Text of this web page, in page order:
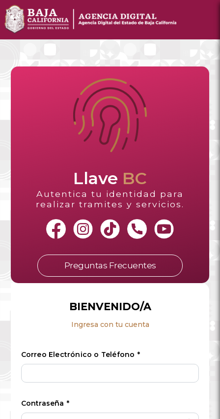
Llave BC
Autentica tu identidad para
realizar tramites y servicios.
Preguntas Frecuentes
BIENVENIDO/A
Ingresa con tu cuenta
Correo Electrónico o Teléfono *
Contraseña *